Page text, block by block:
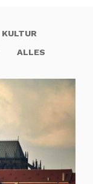
KULTUR
ALLES